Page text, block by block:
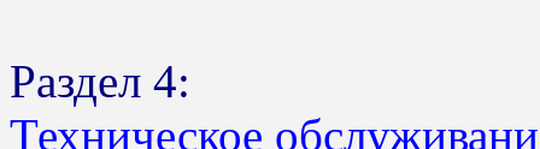
Раздел 4:
Техническое